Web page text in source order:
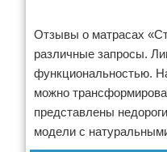
Отзывы о матрасах
различные запросы.
функциональностью.
можно
представлены
модели с